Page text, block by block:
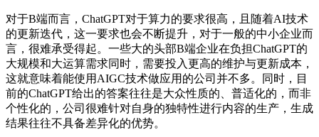
对于B端而言，ChatGPT对于算力的要求很高，且随着AI技术
的更新迭代，这一要求也会不断提升，对于一般的中小企业而
言，很难承受得起。一些大的头部B端企业在负担ChatGPT的
大规模和大运算需求同时，需要投入更高的维护与更新成本，
这就意味着能使用AIGC技术做应用的公司并不多。同时，目
前的ChatGPT给出的答案往往是大众性质的、普适化的，而非
个性化的，公司很难针对自身的独特性进行内容的生产，生成
结果往往不具备差异化的优势。